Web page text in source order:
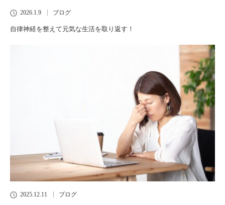
2026.1.9 ブログ
自律神経を整えて元気な生活を取り返す！
2025.12.11 ブログ